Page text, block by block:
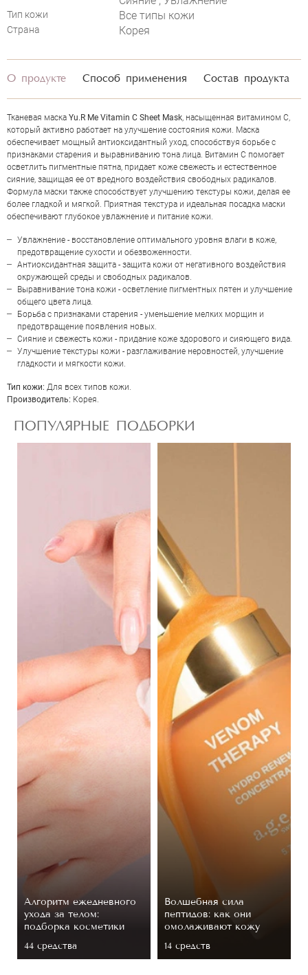
YU.R ME VITAMIN C SHEET MASK
Тип кожи Все типы кожи
Страна Корея
ОЦЕНКА
Отправить
О продукте Способ применения Состав продукта
Тканевая маска Yu.R Me Vitamin C Sheet Mask, насыщенная витамином C,
который активно работает на улучшение состояния кожи. Маска
обеспечивает мощный антиоксидантный уход, способствуя борьбе с
признаками старения и выравниванию тона лица. Витамин C помогает
осветлить пигментные пятна, придает коже свежесть и естественное
сияние, защищая ее от вредного воздействия свободных радикалов.
Формула маски также способствует улучшению текстуры кожи, делая ее
более гладкой и мягкой. Приятная текстура и идеальная посадка маски
обеспечивают глубокое увлажнение и питание кожи.
Увлажнение - восстановление оптимального уровня влаги в коже,
предотвращение сухости и обезвоженности.
Антиоксидантная защита - защита кожи от негативного воздействия
окружающей среды и свободных радикалов.
Выравнивание тона кожи - осветление пигментных пятен и улучшение
общего цвета лица.
Борьба с признаками старения - уменьшение мелких морщин и
предотвращение появления новых.
Сияние и свежесть кожи - придание коже здорового и сияющего вида.
Улучшение текстуры кожи - разглаживание неровностей, улучшение
гладкости и мягкости кожи.
Тип кожи: Для всех типов кожи.
Производитель: Корея.
ПОПУЛЯРНЫЕ ПОДБОРКИ
Алгоритм ежедневного
ухода за телом:
подборка косметики
44 средствa
Волшебная сила
пептидов: как они
омолаживают кожу
14 средств